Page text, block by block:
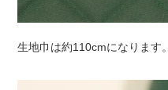
生地巾は約110cmになります。